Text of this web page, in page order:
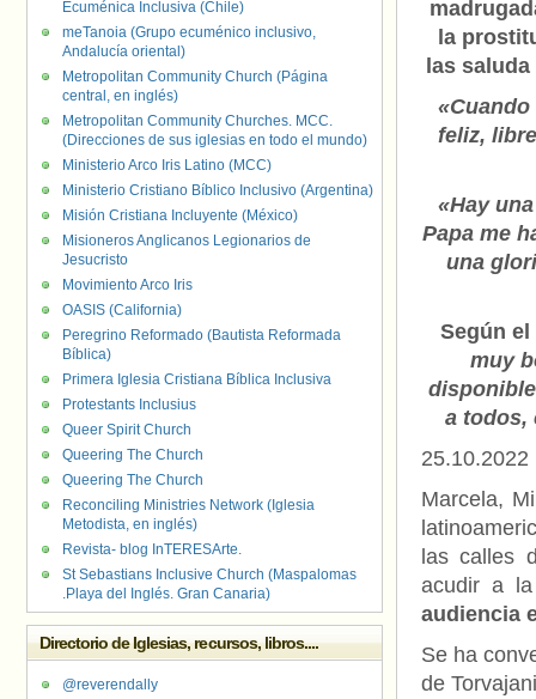
la
las
feliz,
«Hay
Papa me
una
Según
muy
a todos,
25.10.2022
Marcela,
las calles
acudir a
audiencia
Se ha
de
Ecuménica Inclusiva (Chile)
meTanoia (Grupo ecuménico inclusivo,
Andalucía oriental)
Metropolitan Community Church (Página
central, en inglés)
Metropolitan Community Churches. MCC.
(Direcciones de sus iglesias en todo el mundo)
Ministerio Arco Iris Latino (MCC)
Ministerio Cristiano Bíblico Inclusivo (Argentina)
Misión Cristiana Incluyente (México)
Misioneros Anglicanos Legionarios de
Jesucristo
Movimiento Arco Iris
OASIS (California)
Peregrino Reformado (Bautista Reformada
Bíblica)
Primera Iglesia Cristiana Bíblica Inclusiva
Protestants Inclusius
Queer Spirit Church
Queering The Church
Queering The Church
Reconciling Ministries Network (Iglesia
Metodista, en inglés)
Revista- blog InTERESArte.
St Sebastians Inclusive Church (Maspalomas
.Playa del Inglés. Gran Canaria)
Directorio de Iglesias, recursos, libros....
@reverendally